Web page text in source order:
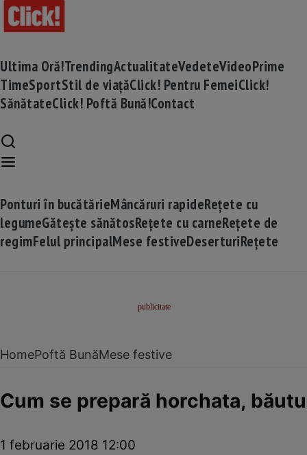
Ultima Oră!TrendingActualitateVedeteVideoPrime
TimeSportStil de viațăClick! Pentru FemeiClick!
SănătateClick! Poftă Bună!Contact
Ponturi în bucătărieMâncăruri rapideRețete cu
legumeGătește sănătosRețete cu carneRețete de
regimFelul principalMese festiveDeserturiRețete
HomePoftă BunăMese festive
Cum se prepară horchata,
1 februarie 2018 12:00